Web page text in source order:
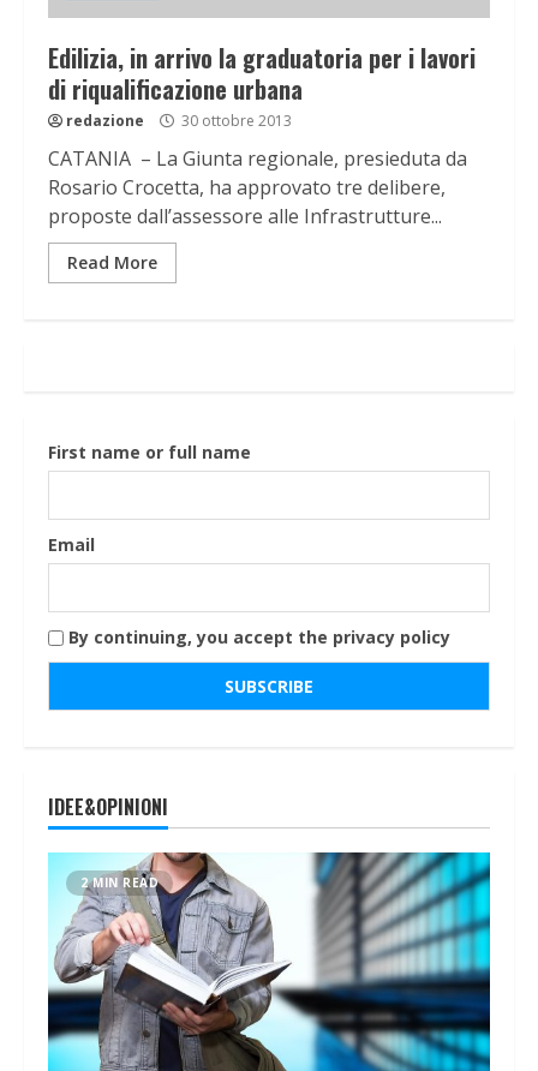
Edilizia, in arrivo la graduatoria per i lavori
di riqualificazione urbana
redazione 30 ottobre 2013
CATANIA – La Giunta regionale, presieduta da
Rosario Crocetta, ha approvato tre delibere,
proposte dall’assessore alle Infrastrutture...
Read More
First name or full name
Email
By continuing, you accept the privacy policy
IDEE&OPINIONI
2 MIN READ